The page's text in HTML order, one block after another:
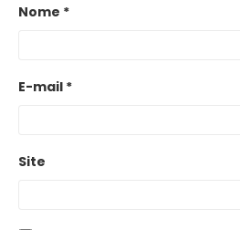
Nome *
E-mail *
Site